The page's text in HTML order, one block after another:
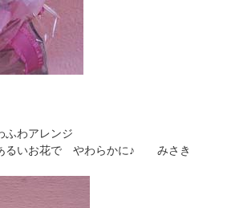
わふわアレンジ
るいお花で やわらかに♪ みさき